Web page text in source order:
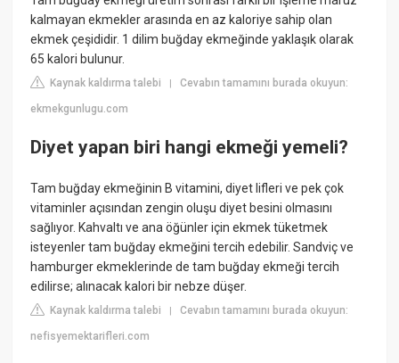
kalmayan ekmekler arasında en az kaloriye sahip olan
ekmek çeşididir. 1 dilim buğday ekmeğinde yaklaşık olarak
65 kalori bulunur.
Kaynak kaldırma talebi |Cevabın tamamını burada okuyun:
ekmekgunlugu.com
Diyet yapan biri hangi ekmeği yemeli?
Tam buğday ekmeğinin B vitamini, diyet lifleri ve pek çok
vitaminler açısından zengin oluşu diyet besini olmasını
sağlıyor. Kahvaltı ve ana öğünler için ekmek tüketmek
isteyenler tam buğday ekmeğini tercih edebilir. Sandviç ve
hamburger ekmeklerinde de tam buğday ekmeği tercih
edilirse; alınacak kalori bir nebze düşer.
Kaynak kaldırma talebi |Cevabın tamamını burada okuyun:
nefisyemektarifleri.com